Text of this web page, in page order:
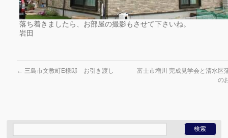
落ち着きましたら、お部屋の撮影もさせて下さいね。
岩田
← 三島市文教町E様邸 お引き渡し
富士市増川 完成見学会と清水区
の